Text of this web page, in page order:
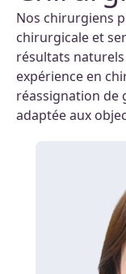
Nos chirurgiens
chirurgicale et
résultats
expérience en
réassignation de
adaptée aux